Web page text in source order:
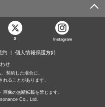
X Instagram
約 個人情報保護方針
せ
契約した場合に、
ることがあります。
像の無断転載を禁じます。
Co., Ltd.